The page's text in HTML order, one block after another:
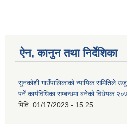
ऐन, कानुन तथा निर्देशिका
सुनकोशी गाउँपालिकाको न्यायिक समितिले
पर्ने कार्यविधिका सम्बन्धमा बनेको विधेयक
मिति: 01/17/2023 - 15:25